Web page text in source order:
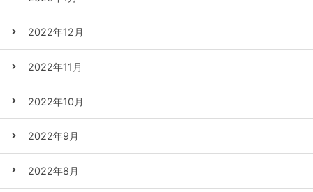
2022年12月
2022年11月
2022年10月
2022年9月
2022年8月